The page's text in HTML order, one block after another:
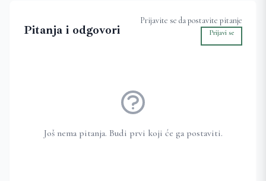
Pitanja i odgovori
Prijavite se da postavite pitanje
Prijavi se
Još nema pitanja. Budi prvi koji će ga postaviti.